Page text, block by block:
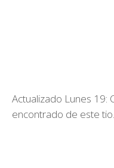
Actualizado Lunes 19:
encontrado de este tio.